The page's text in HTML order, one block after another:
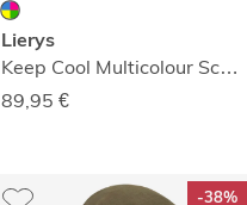
Lierys
Keep Cool Multicolour Schirmmütze
89,95 €
-38%